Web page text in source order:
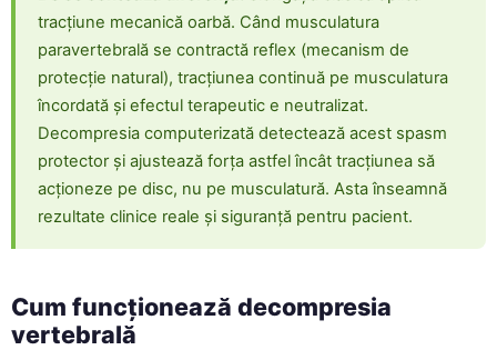
tracțiune mecanică oarbă. Când musculatura
paravertebrală se contractă reflex (mecanism de
protecție natural), tracțiunea continuă pe musculatura
încordată și efectul terapeutic e neutralizat.
Decompresia computerizată detectează acest spasm
protector și ajustează forța astfel încât tracțiunea să
acționeze pe disc, nu pe musculatură. Asta înseamnă
rezultate clinice reale și siguranță pentru pacient.
Cum funcționează decompresia
vertebrală